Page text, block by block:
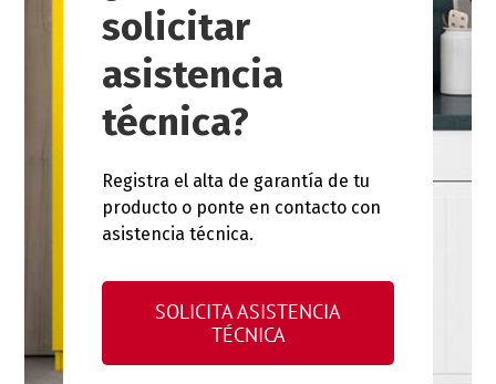
solicitar
asistencia
técnica?
Registra el alta de garantía de tu
producto o ponte en contacto con
asistencia técnica.
SOLICITA ASISTENCIA
TÉCNICA